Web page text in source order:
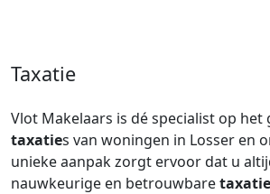
Taxatie
Vlot Makelaars is dé specialist op het
taxaties van woningen in Losser en
unieke aanpak zorgt ervoor dat u
nauwkeurige en betrouwbaretaxatie